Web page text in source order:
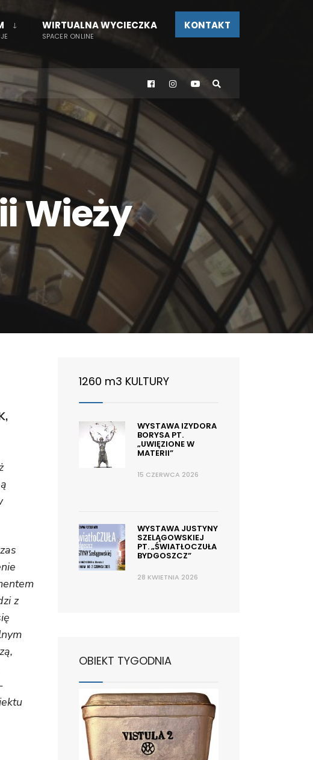
WIRTUALNA WYCIECZKA
SPACER ONLINE
KONTAKT
Wieży
z
1260 m3 KULTURY
WYSTAWA IZYDORA
BORYSA PT.
„UWIĘZIONE W
MATERII”
15 CZERWCA 2026
WYSTAWA JUSTYNY
SZELĄGOWSKIEJ
PT. „ŚWIATŁOCZUŁA
BYDGOSZCZ”
28 KWIETNIA 2026
OBIEKT TYGODNIA